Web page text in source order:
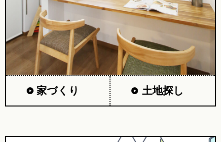
家づくり 土地探し